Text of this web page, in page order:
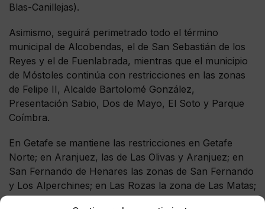
Blas-Canillejas).
Asimismo, seguirá perimetrado todo el término
municipal de Alcobendas, el de San Sebastián de los
Reyes y el de Fuenlabrada, mientras que el municipio
de Móstoles continúa con restricciones en las zonas
de Felipe II, Alcalde Bartolomé González,
Presentación Sabio, Dos de Mayo, El Soto y Parque
Coímbra.
En Getafe se mantiene las restricciones en Getafe
Norte; en Aranjuez, las de Las Olivas y Aranjuez; en
San Fernando de Henares las zonas de San Fernando
y Los Alperchines; en Las Rozas la zona de Las Matas;
y asimismo se mantiene la zona de Torrelodones, que